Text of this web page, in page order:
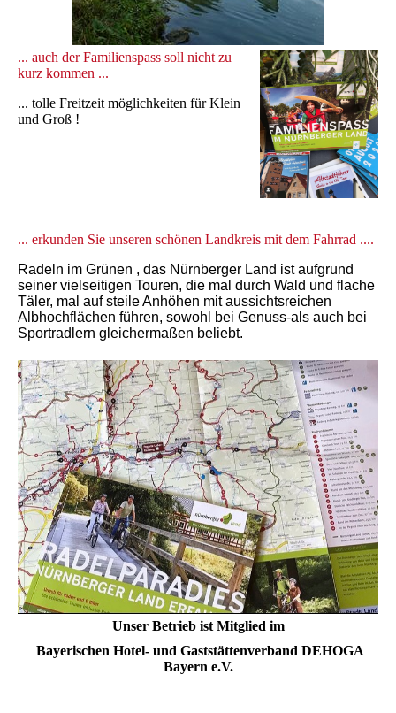
... auch der Familienspass soll nicht zu
kurz kommen ...
... tolle Freitzeit möglichkeiten für Klein
und Groß !
... erkunden Sie unseren schönen Landkreis mit dem Fahrrad ....
Radeln im Grünen , das Nürnberger Land ist aufgrund
seiner vielseitigen Touren, die mal durch Wald und flache
Täler, mal auf steile Anhöhen mit aussichtsreichen
Albhochflächen führen, sowohl bei Genuss-als auch bei
Sportradlern gleichermaßen beliebt.
Unser Betrieb ist Mitglied im
Bayerischen Hotel- und Gaststättenverband DEHOGA
Bayern e.V.